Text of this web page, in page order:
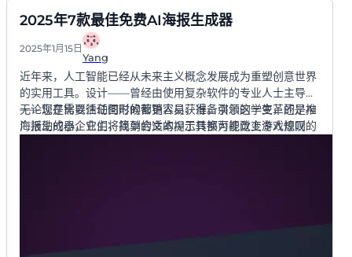
2025年7款最佳免费AI海报生成器
2025年1月15日
Yang
近年来，人工智能已经从未来主义概念发展成为重塑创意世界
的实用工具。设计——曾经由使用复杂软件的专业人士主导
——现在比以往任何时候都更容易获得。引领这一变革的是AI
海报生成器，它们将简单的文本提示转换为视觉上令人惊叹的
无论您是需要活动图形的营销人员、准备演示的学生，还是推
广活动的小企业主，找到合适的AI工具都可能改变游戏规则。